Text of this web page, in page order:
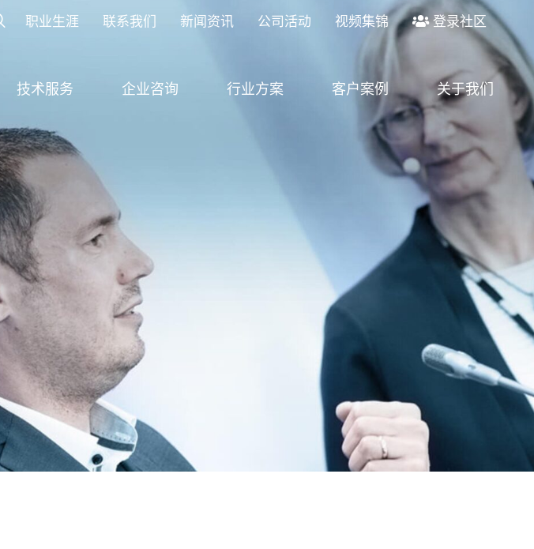
职业生涯 联系我们 新闻资讯 公司活动 视频集锦 登录社区
技术服务 企业咨询 行业方案 客户案例 关于我们